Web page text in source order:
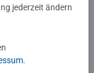
jederzeit ändern
.